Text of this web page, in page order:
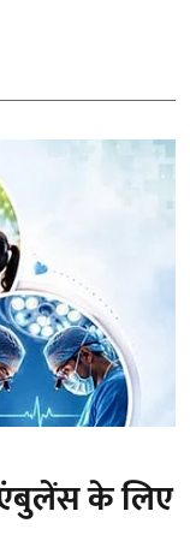
एंबुलेंस के लिए